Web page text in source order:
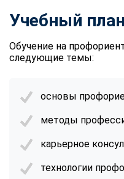
Учебный план
Обучение на
следующие темы:
основы
методы
карьерное
технологии